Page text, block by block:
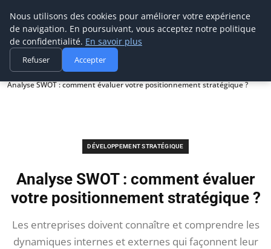
Prospection Pro
Accueil
Développement stratégique
Analyse SWOT : comment évaluer votre positionnement stratégique ?
DÉVELOPPEMENT STRATÉGIQUE
Analyse SWOT : comment évaluer
votre positionnement stratégique ?
Les entreprises doivent connaître et comprendre les
dynamiques internes et externes qui façonnent leur
Nous utilisons des cookies pour améliorer votre expérience
de navigation. En poursuivant, vous acceptez notre politique
de confidentialité. En savoir plus
Refuser Accepter